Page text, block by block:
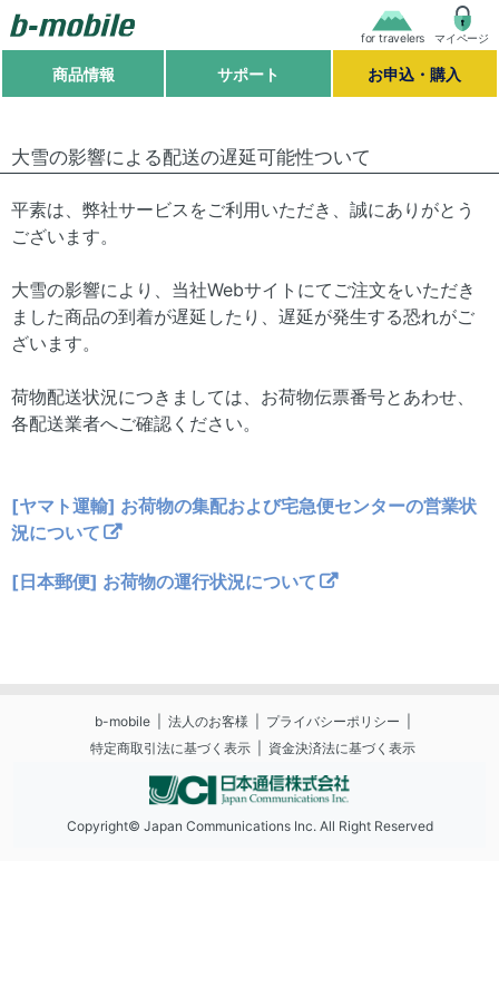
for travelers マイページ
商品情報 サポート お申込・購入
大雪の影響による配送の遅延可能性ついて
平素は、弊社サービスをご利用いただき、誠にありがとう
ございます。
大雪の影響により、当社Webサイトにてご注文をいただき
ました商品の到着が遅延したり、遅延が発生する恐れがご
ざいます。
荷物配送状況につきましては、お荷物伝票番号とあわせ、
各配送業者へご確認ください。
[ヤマト運輸] お荷物の集配および宅急便センターの営業状
況について
[日本郵便] お荷物の運行状況について
b-mobile 法人のお客様
プライバシーポリシー
特定商取引法に基づく表示
資金決済法に基づく表示
Copyright© Japan Communications Inc. All Right Reserved